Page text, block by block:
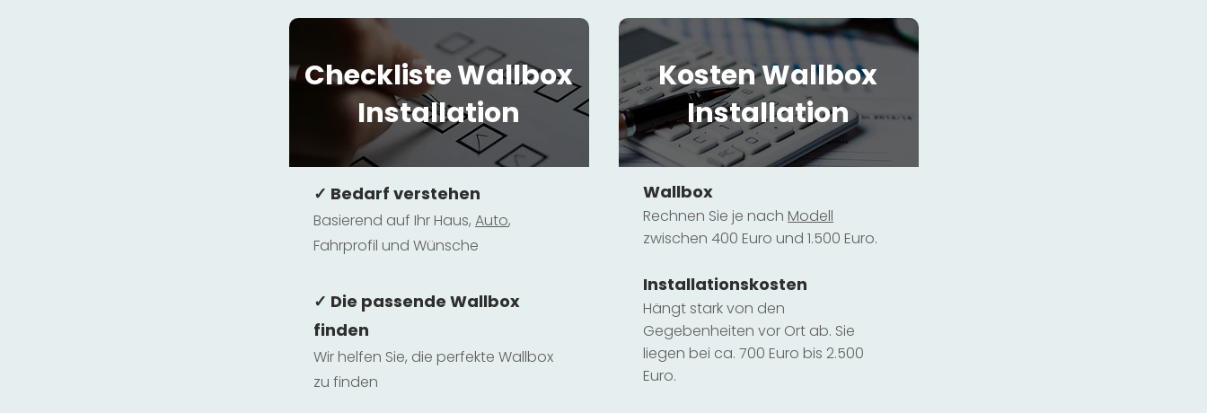
Checkliste Wallbox
Installation
✓ Bedarf verstehen
Basierend auf Ihr Haus, Auto,
Fahrprofil und Wünsche
✓ Die passende Wallbox
finden
Wir helfen Sie, die perfekte Wallbox
zu finden
Kosten Wallbox
Installation
Wallbox
Rechnen Sie je nach Modell
zwischen 400 Euro und 1.500 Euro.
Installationskosten
Hängt stark von den
Gegebenheiten vor Ort ab. Sie
liegen bei ca. 700 Euro bis 2.500
Euro.